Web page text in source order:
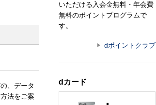
、データ
法をご案
いただける入会金無料・年会費
無料のポイントプログラムで
す。
dポイントクラブ
dカード